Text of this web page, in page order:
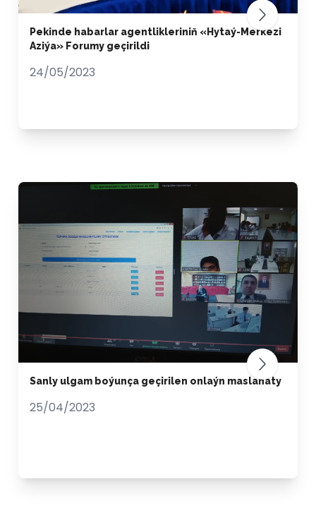
Pekinde habarlar agentlikleriniň «Hytaý-Merkezi
Aziýa» Forumy geçirildi
24/05/2023
Sanly ulgam boýunça geçirilen onlaýn maslahaty
25/04/2023